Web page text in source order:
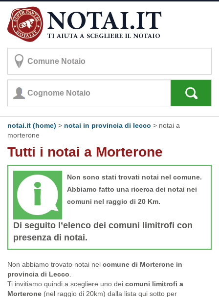
notai.it (home) > notai in provincia di lecco > notai a
morterone
Tutti i notai a Morterone
Non sono stati trovati notai nel comune.
Abbiamo fatto una ricerca dei notai nei
comuni nel raggio di 20 Km.
Di seguito l’elenco dei comuni limitrofi con
presenza di notai.
Non abbiamo trovato notai nel comune di Morterone in
provincia di Lecco
Ti invitiamo quindi a scegliere uno dei comuni limitrofi a
Morterone (nel raggio di 20km) dalla lista qui sotto per